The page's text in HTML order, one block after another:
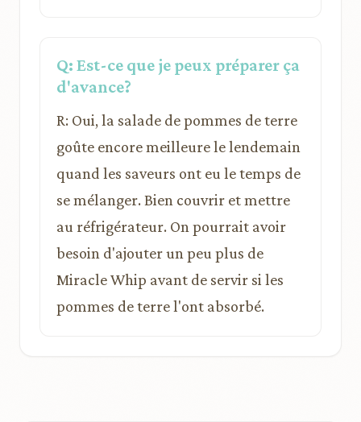
Q: Est-ce que je peux préparer ça
d'avance?
R: Oui, la salade de pommes de terre
goûte encore meilleure le lendemain
quand les saveurs ont eu le temps de
se mélanger. Bien couvrir et mettre
au réfrigérateur. On pourrait avoir
besoin d'ajouter un peu plus de
Miracle Whip avant de servir si les
pommes de terre l'ont absorbé.